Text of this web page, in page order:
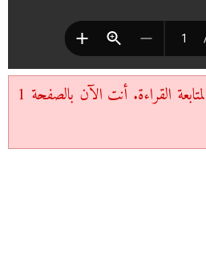
اضغط على الصفحة التالية لمتابعة القراءة. أنت الآن بالصفحة 1